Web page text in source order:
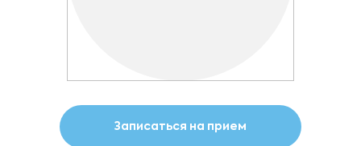
Записаться на прием